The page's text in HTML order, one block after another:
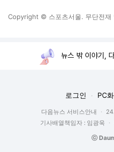
Copyright © 스포츠서울. 무단전재
뉴스 밖 이야기,
로그인 PC
다음뉴스 서비스안내
기사배열책임자 : 임광욱
ⓒ